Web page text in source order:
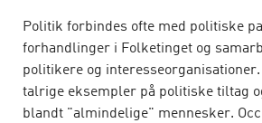
Politik forbindes ofte med politiske
forhandlinger i Folketinget og
politikere og
talrige eksempler på politiske tiltag
blandt "almindelige" mennesker.